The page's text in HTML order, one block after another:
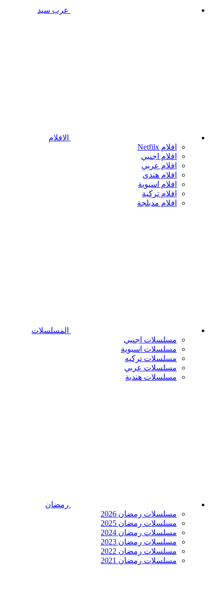
عرب سيد
الافلام
افلام Netfilx
افلام اجنبي
افلام عربي
افلام هندى
افلام اسيوية
افلام تركية
افلام مدبلجة
المسلسلات
مسلسلات اجنبي
مسلسلات اسيوية
مسلسلات تركيه
مسلسلات عربي
مسلسلات هندية
رمضان
مسلسلات رمضان 2026
مسلسلات رمضان 2025
مسلسلات رمضان 2024
مسلسلات رمضان 2023
مسلسلات رمضان 2022
مسلسلات رمضان 2021